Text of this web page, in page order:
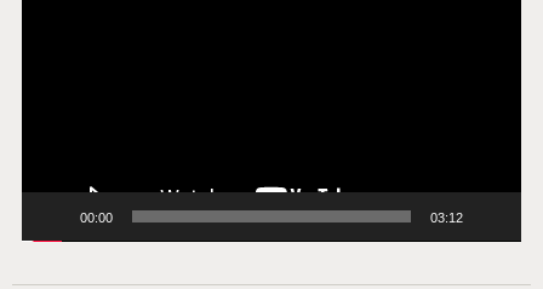
00:00 03:12